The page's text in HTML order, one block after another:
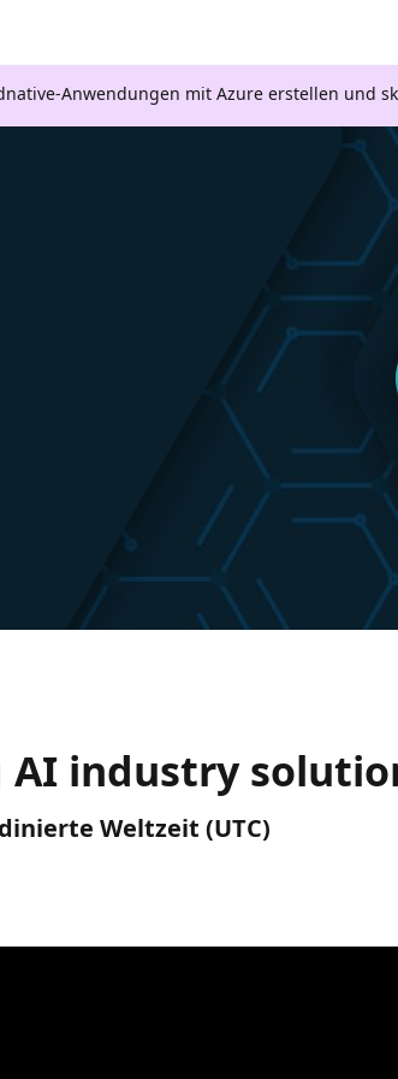
Anwendungen mit Azure erstellen und
AI industry
Weltzeit (UTC)